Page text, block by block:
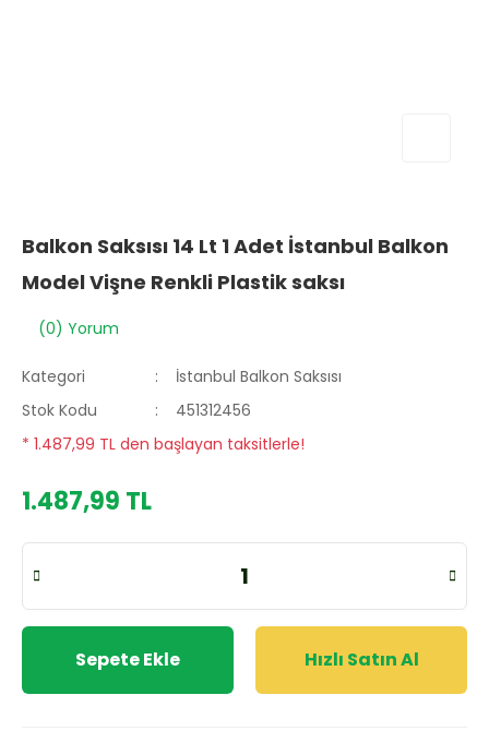
Balkon Saksısı 14 Lt 1 Adet İstanbul Balkon
Model Vişne Renkli Plastik saksı
(0) Yorum
Kategori
İstanbul Balkon Saksısı
Stok Kodu
451312456
* 1.487,99 TL den başlayan taksitlerle!
1.487,99 TL
Sepete Ekle Hızlı Satın Al